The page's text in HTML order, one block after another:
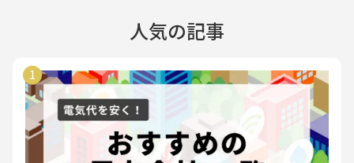
人気の記事